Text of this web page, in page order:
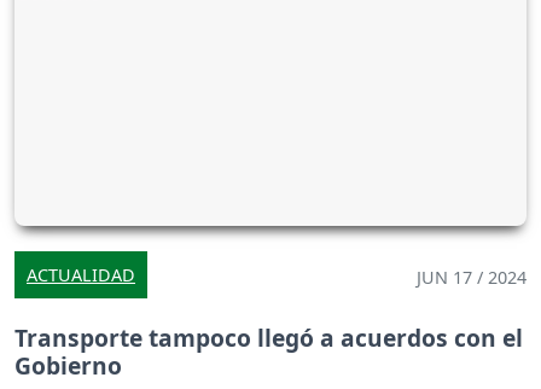
ACTUALIDAD JUN 17 / 2024
Transporte tampoco llegó a acuerdos con el
Gobierno